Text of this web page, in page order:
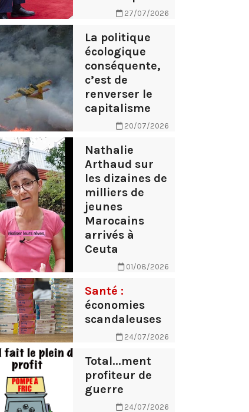
27/07/2026
La politique
écologique
conséquente,
c’est de
renverser le
capitalisme
20/07/2026
Nathalie
Arthaud sur
les dizaines de
milliers de
jeunes
Marocains
arrivés à
Ceuta
01/08/2026
Santé :
économies
scandaleuses
24/07/2026
Total...ment
profiteur de
guerre
24/07/2026